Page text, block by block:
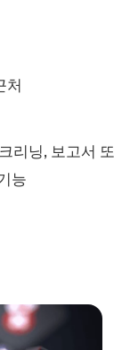
처
리닝, 보고서 또
능